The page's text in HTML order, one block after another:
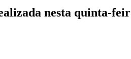
nesta quinta-